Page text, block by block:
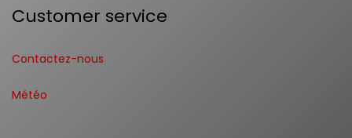
Customer service
Contactez-nous
Météo